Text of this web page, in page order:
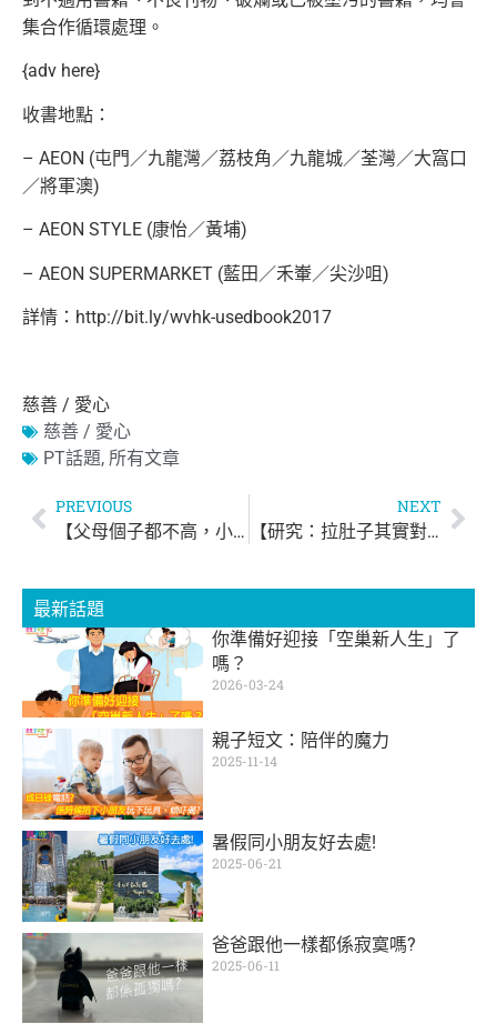
集合作循環處理。
{adv here}
收書地點：
– AEON (屯門／九龍灣／荔枝角／九龍城／荃灣／大窩口
／將軍澳)
– AEON STYLE (康怡／黃埔)
– AEON SUPERMARKET (藍田／禾輋／尖沙咀)
詳情： http://bit.ly/wvhk-usedbook2017
慈善 / 愛心
慈善 / 愛心
PT話題, 所有文章
PREVIOUS
【父母個子都不高，小孩也注定長不高嗎？】
NEXT
【研究：拉肚子其實對身體有好處 】
最新話題
你準備好迎接「空巢新人生」了
嗎？
2026-03-24
親子短文：陪伴的魔力
2025-11-14
暑假同小朋友好去處!
2025-06-21
爸爸跟他一樣都係寂寞嗎?
2025-06-11